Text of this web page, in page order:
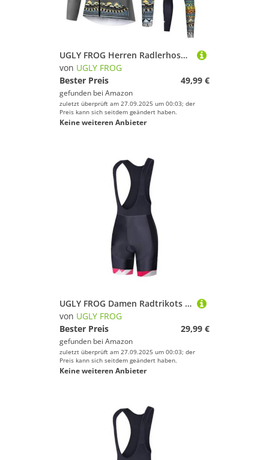
UGLY FROG
UGLY FROG Herren Radlerhose Fahrrad Hose Lang mit 4D Atmungsaktiv Sitzpolster Lange Hosen Winter with Fleece
von UGLY FROG
Bester Preis
49,99 €
gefunden bei Amazon
zuletzt überprüft am 27.09.2025 um 00:03; der
Preis kann sich seitdem geändert haben.
Keine weiteren Anbieter
UGLY FROG Damen Radtrikots und mountainbik Trikot Trägerhose mit gepolstertem Radset Radbekleidung 2025 77LINDEDUANNV12
von UGLY FROG
Bester Preis
29,99 €
gefunden bei Amazon
zuletzt überprüft am 27.09.2025 um 00:03; der
Preis kann sich seitdem geändert haben.
Keine weiteren Anbieter